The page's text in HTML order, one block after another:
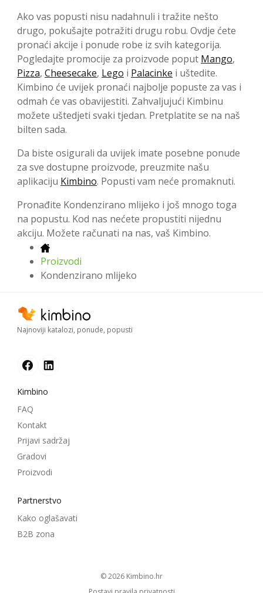
Ako vas popusti nisu nadahnuli i tražite nešto
drugo, pokušajte potražiti drugu robu. Ovdje ćete
pronaći akcije i ponude robe iz svih kategorija.
Pogledajte promocije za proizvode poput Mango,
Pizza, Cheesecake, Lego i Palacinke i uštedite.
Kimbino će uvijek pronaći najbolje popuste za vas i
odmah će vas obavijestiti. Zahvaljujući Kimbinu
možete uštedjeti svaki tjedan. Pretplatite se na naš
bilten sada.
Da biste osigurali da uvijek imate posebne ponude
za sve dostupne proizvode, preuzmite našu
aplikaciju Kimbino. Popusti vam neće promaknuti.
Pronađite Kondenzirano mlijeko i još mnogo toga
na popustu. Kod nas nećete propustiti nijednu
akciju. Možete računati na nas, vaš Kimbino.
Proizvodi
Kondenzirano mlijeko
Najnoviji katalozi, ponude, popusti
Kimbino
FAQ
Kontakt
Prijavi sadržaj
Gradovi
Proizvodi
Partnerstvo
Kako oglašavati
B2B zona
© 2026
kimbino.hr